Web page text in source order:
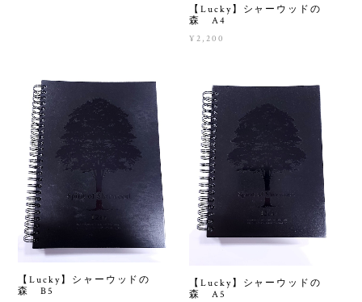
【Lucky】シャーウッドの
森 A4
¥2,200
【Lucky】シャーウッドの
森 B5
【Lucky】シャーウッドの
森 A5